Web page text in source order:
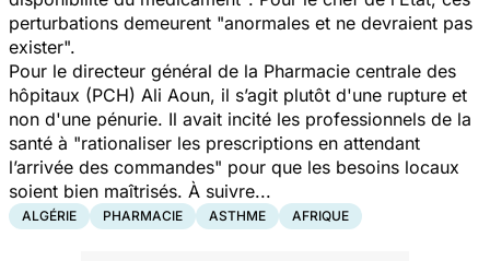
perturbations demeurent "anormales et ne devraient pas
exister".
Pour le directeur général de la Pharmacie centrale des
hôpitaux (PCH) Ali Aoun, il s’agit plutôt d'une rupture et
non d'une pénurie. Il avait incité les professionnels de la
santé à "rationaliser les prescriptions en attendant
l’arrivée des commandes" pour que les besoins locaux
soient bien maîtrisés. À suivre...
ALGÉRIE PHARMACIE ASTHME AFRIQUE